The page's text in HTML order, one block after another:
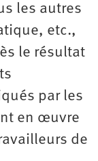
les autres
etc.,
le résultat
par les
en œuvre
de